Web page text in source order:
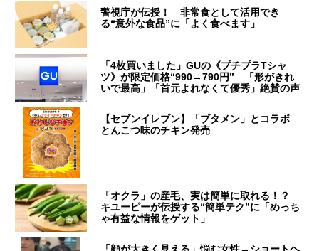
警視庁が伝授！ 非常食として活用でき
る“意外な食品”に「よく食べます」
「4枚買いました」GUの《プチプラTシャ
ツ》が限定価格“990→790円” 「形がきれ
いで最高」「首元よれなくて優秀」絶賛の声
【セブンイレブン】「ブタメン」とコラボ
とんこつ味のチキン発売
「オクラ」の産毛、実は簡単に取れる！？
キユーピーが伝授する“簡単テク”に「めっち
ゃ有益な情報をゲット」
「顔が大きく見える」悩む女性→ショートヘ